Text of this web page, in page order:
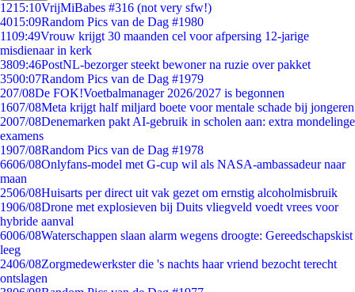
1215:10VrijMiBabes #316 (not very sfw!)
4015:09Random Pics van de Dag #1980
1109:49Vrouw krijgt 30 maanden cel voor afpersing 12-jarige
misdienaar in kerk
3809:46PostNL-bezorger steekt bewoner na ruzie over pakket
3500:07Random Pics van de Dag #1979
207/08De FOK!Voetbalmanager 2026/2027 is begonnen
1607/08Meta krijgt half miljard boete voor mentale schade bij jongeren
2007/08Denemarken pakt AI-gebruik in scholen aan: extra mondelinge
examens
1907/08Random Pics van de Dag #1978
6606/08Onlyfans-model met G-cup wil als NASA-ambassadeur naar
maan
2506/08Huisarts per direct uit vak gezet om ernstig alcoholmisbruik
1906/08Drone met explosieven bij Duits vliegveld voedt vrees voor
hybride aanval
6006/08Waterschappen slaan alarm wegens droogte: Gereedschapskist
leeg
2406/08Zorgmedewerkster die 's nachts haar vriend bezocht terecht
ontslagen